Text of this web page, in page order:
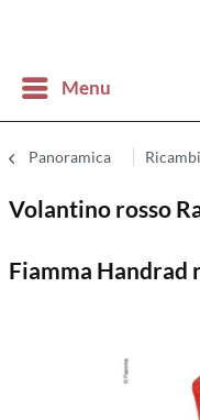
Menu
Panoramica
Volantino rosso
Fiamma Handrad